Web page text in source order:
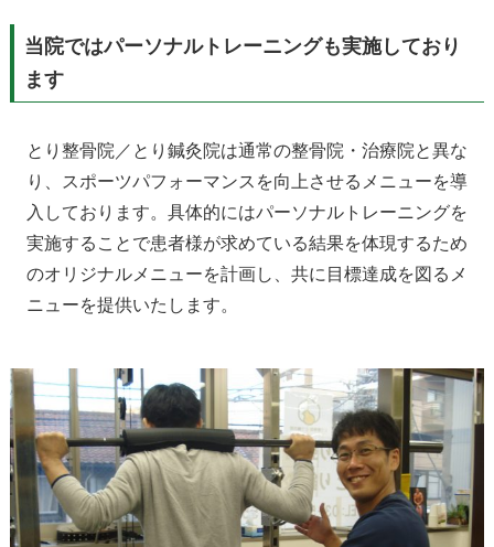
当院ではパーソナルトレーニングも実施しており
ます
とり整骨院／とり鍼灸院は通常の整骨院・治療院と異な
り、スポーツパフォーマンスを向上させるメニューを導
入しております。具体的にはパーソナルトレーニングを
実施することで患者様が求めている結果を体現するため
のオリジナルメニューを計画し、共に目標達成を図るメ
ニューを提供いたします。